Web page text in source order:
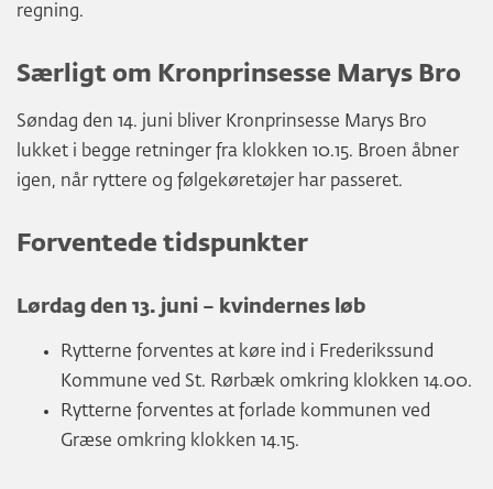
regning.
Særligt om Kronprinsesse Marys Bro
Søndag den 14. juni bliver Kronprinsesse Marys Bro
lukket i begge retninger fra klokken 10.15. Broen åbner
igen, når ryttere og følgekøretøjer har passeret.
Forventede tidspunkter
Lørdag den 13. juni – kvindernes løb
Rytterne forventes at køre ind i Frederikssund
Kommune ved St. Rørbæk omkring klokken 14.00.
Rytterne forventes at forlade kommunen ved
Græse omkring klokken 14.15.